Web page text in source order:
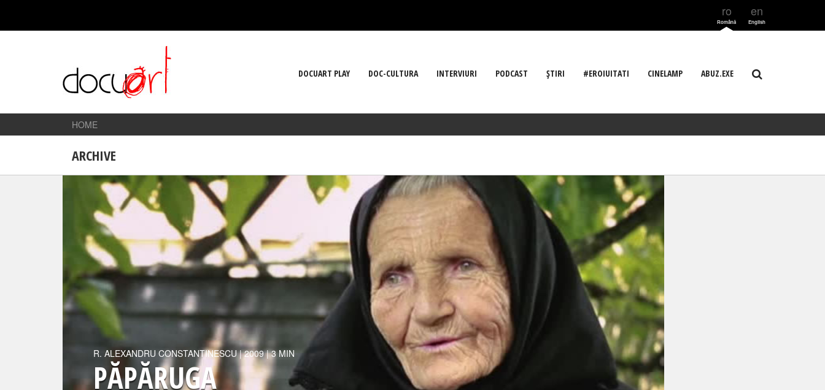
ro
Română
en
English
DOCUART PLAY DOC-CULTURA INTERVIURI PODCAST ŞTIRI #EROIUITATI CINELAMP ABUZ.EXE
HOME
ARCHIVE
R. ALEXANDRU CONSTANTINESCU|2009| 3 MIN
PĂPĂRUGA